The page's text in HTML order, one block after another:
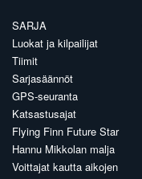
SARJA
Luokat ja kilpailijat
Tiimit
Sarjasäännöt
GPS-seuranta
Katsastusajat
Flying Finn Future Star
Hannu Mikkolan malja
Voittajat kautta aikojen